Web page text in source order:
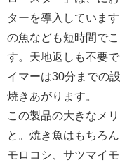
ターを導入していま
の魚なども短時間で
す。天地返しも不要
イマーは30分までの
焼きあがります。
この製品の大きなメ
と。焼き魚はもちろ
モロコシ、サツマイ